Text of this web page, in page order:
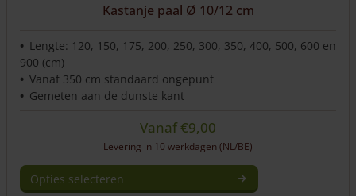
Kastanje paal Ø 10/12 cm
Lengte: 120, 150, 175, 200, 250, 300, 350, 400, 500, 600 en
900 (cm)
Vanaf 350 cm standaard ongepunt
Gemeten aan de dunste kant
Vanaf€9,00
Levering in 10 werkdagen (NL/BE)
Opties selecteren